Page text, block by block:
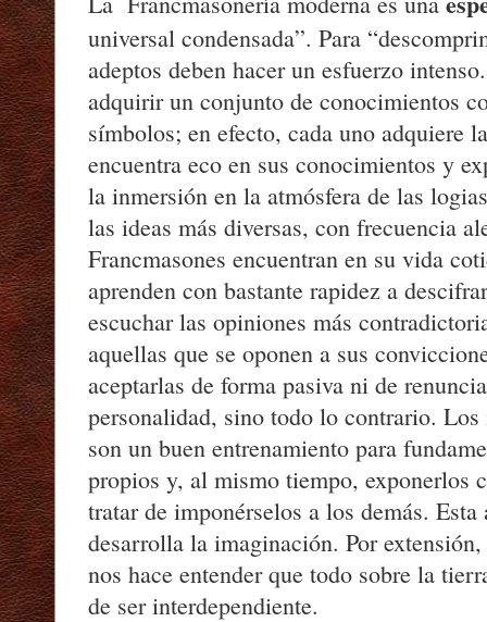
universal condensada”. Para
adeptos deben hacer un esfuerzo
adquirir un conjunto de conocimientos
símbolos; en efecto, cada uno adquiere
encuentra eco en sus conocimientos y
la inmersión en la atmósfera de las
las ideas más diversas, con frecuencia
Francmasones encuentran en su vida
aprenden con bastante rapidez a
escuchar las opiniones más
aquellas que se oponen a sus
aceptarlas de forma pasiva ni de
personalidad, sino todo lo contrario.
son un buen entrenamiento para
propios y, al mismo tiempo, exponerlos
tratar de imponérselos a los demás.
desarrolla la imaginación. Por
nos hace entender que todo sobre la
de ser interdependiente.